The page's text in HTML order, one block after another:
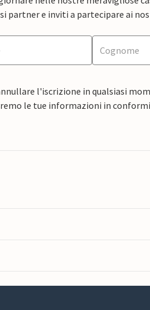
partner e inviti a partecipare ai
l'iscrizione in qualsiasi
le tue informazioni in